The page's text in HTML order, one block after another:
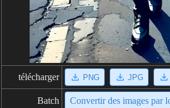
télécharger PNG JPG
Batch Convertir des images par